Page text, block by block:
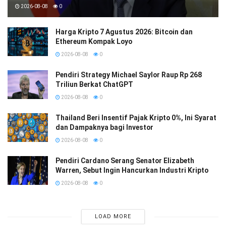
2026-08-08 0
Harga Kripto 7 Agustus 2026: Bitcoin dan
Ethereum Kompak Loyo
2026-08-08 0
Pendiri Strategy Michael Saylor Raup Rp 268
Triliun Berkat ChatGPT
2026-08-08 0
Thailand Beri Insentif Pajak Kripto 0%, Ini Syarat
dan Dampaknya bagi Investor
2026-08-08 0
Pendiri Cardano Serang Senator Elizabeth
Warren, Sebut Ingin Hancurkan Industri Kripto
2026-08-08 0
LOAD MORE